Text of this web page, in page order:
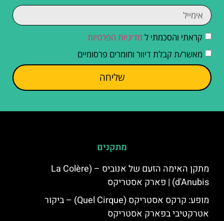
קראתי והסכמתי ל מדיניות הפרטיות
מאשר/ת קבלת דיוור וחומרים פרסומיים
שליחה
מתקנים
מתקן האימה הזעם של אנוביס – (La Colère
d'Anubis) | פארק אסטריקס
מופע: קרקס אסטריקס (Quel Cirque) – ביקור
אטרקטיבי בפארק אסטריקס